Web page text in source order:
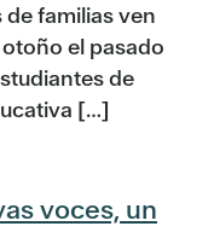
familias ven
el pasado
de
[…]
voces, un